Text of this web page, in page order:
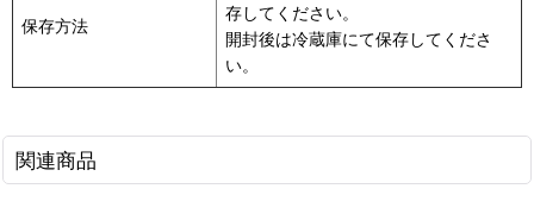
保存方法
存してください。
開封後は冷蔵庫にて保存してくださ
い。
関連商品